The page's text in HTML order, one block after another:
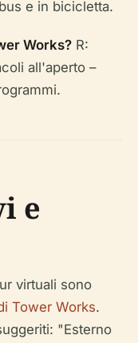
e in bicicletta.
Works? R:
all'aperto –
e
virtuali sono
Tower Works.
"Esterno